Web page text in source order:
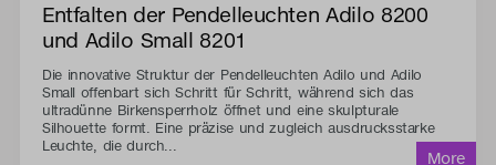
Entfalten der Pendelleuchten Adilo 8200
und Adilo Small 8201
Die innovative Struktur der Pendelleuchten Adilo und Adilo
Small offenbart sich Schritt für Schritt, während sich das
ultradünne Birkensperrholz öffnet und eine skulpturale
Silhouette formt. Eine präzise und zugleich ausdrucksstarke
Leuchte, die durch...